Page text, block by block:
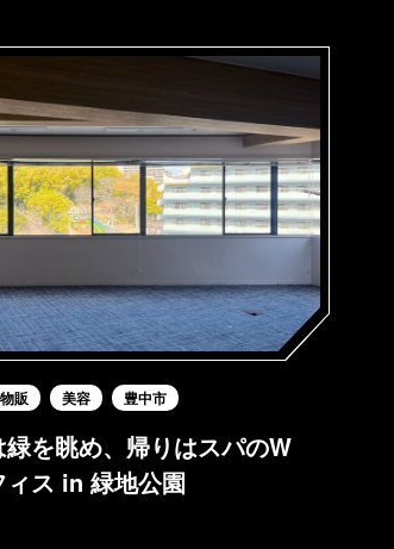
物販 美容 豊中市
を眺め、帰りはスパのW
ィス in 緑地公園